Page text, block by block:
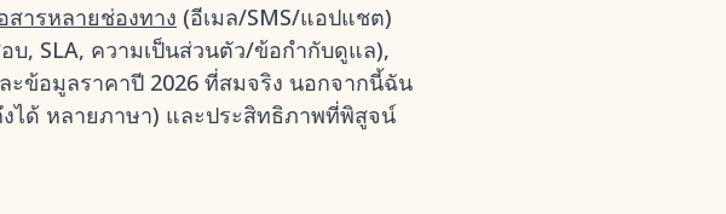
สารหลายช่องทาง (อีเมล/SMS/แอปแชต)
บ, SLA, ความเป็นส่วนตัว/ข้อกำกับดูแล),
ะข้อมูลราคาปี 2026 ที่สมจริง นอกจากนี้ฉัน
ได้ หลายภาษา) และประสิทธิภาพที่พิสูจน์